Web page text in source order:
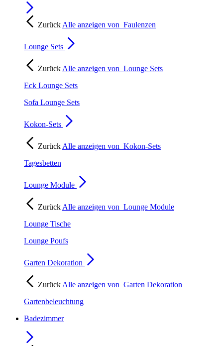
Zurück Alle anzeigen von Faulenzen
Lounge Sets
Zurück Alle anzeigen von Lounge Sets
Eck Lounge Sets
Sofa Lounge Sets
Kokon-Sets
Zurück Alle anzeigen von Kokon-Sets
Tagesbetten
Lounge Module
Zurück Alle anzeigen von Lounge Module
Lounge Tische
Lounge Poufs
Garten Dekoration
Zurück Alle anzeigen von Garten Dekoration
Gartenbeleuchtung
Badezimmer